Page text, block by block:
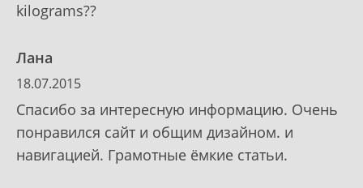
kilograms??
Лана
18.07.2015
Спасибо за интересную информацию. Очень
понравился сайт и общим дизайном. и
навигацией. Грамотные ёмкие статьи.